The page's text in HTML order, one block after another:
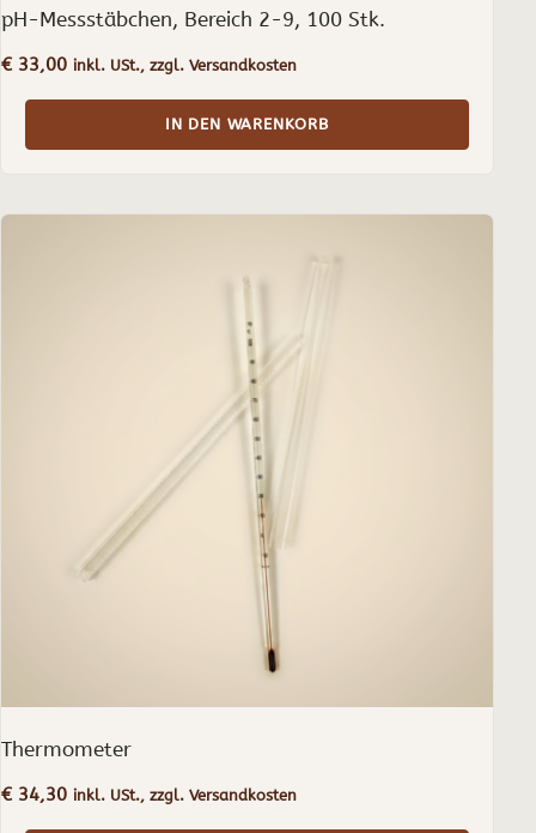
pH-Messstäbchen, Bereich 2-9, 100 Stk.
€33,00 inkl. USt., zzgl. Versandkosten
IN DEN WARENKORB
Thermometer
€34,30 inkl. USt., zzgl. Versandkosten